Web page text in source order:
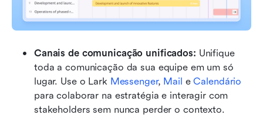
Canais de comunicação unificados: Unifique
toda a comunicação da sua equipe em um só
lugar. Use o Lark Messenger, Mail e Calendário
para colaborar na estratégia e interagir com
stakeholders sem nunca perder o contexto.